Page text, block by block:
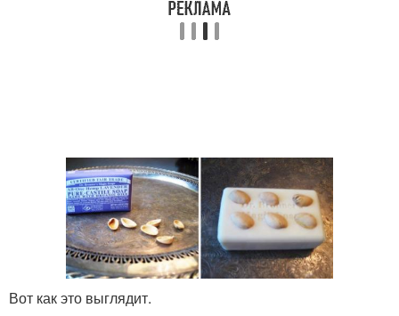
Вот как это выглядит.